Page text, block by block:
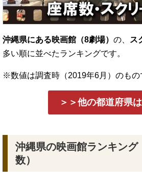
沖縄県にある映画館（8劇場） の、 ス
多い順に並べたランキングです。
※数値は調査時（2019年6月）のもの
＞＞他の都道府県
沖縄県の映画館ランキング
数）